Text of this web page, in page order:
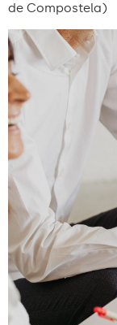
de Compostela)